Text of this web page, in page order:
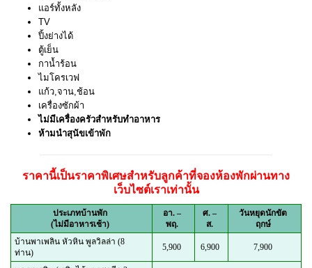
แอร์ทั้งหลัง
TV
ปิ้งย่างได้
ตู้เย็น
กาน้ำร้อน
ไมโครเวฟ
แก้ว,จาน,ช้อน
เครื่องซักผ้า
ไม่มีเครื่องครัวสำหรับทำอาหาร
ห้ามนำสุนัขเข้าพัก
ราคานี้เป็นราคาพิเศษสำหรับลูกค้าที่จองห้องพักผ่านทาง
เว็บไซต์เราเท่านั้น
ประเภทบ้านพัก
(ไม่มีอาหารเช้า)
อา. –
พฤ.
ศ. –
ส.
วันหยุดนักขัต
ฤกษ์
บ้านพาเพลิน หัวหิน พูลวิลล่า (8
ท่าน)
5,900 6,900 7,900